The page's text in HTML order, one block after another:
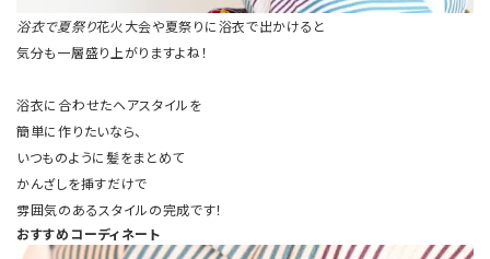
浴衣で夏祭り花火大会や夏祭りに浴衣で出かけると
気分も一層盛り上がりますよね！
浴衣に合わせたヘアスタイルを
簡単に作りたいなら、
いつものように髪をまとめて
かんざしを挿すだけで
雰囲気のあるスタイルの完成です！
おすすめコーディネート